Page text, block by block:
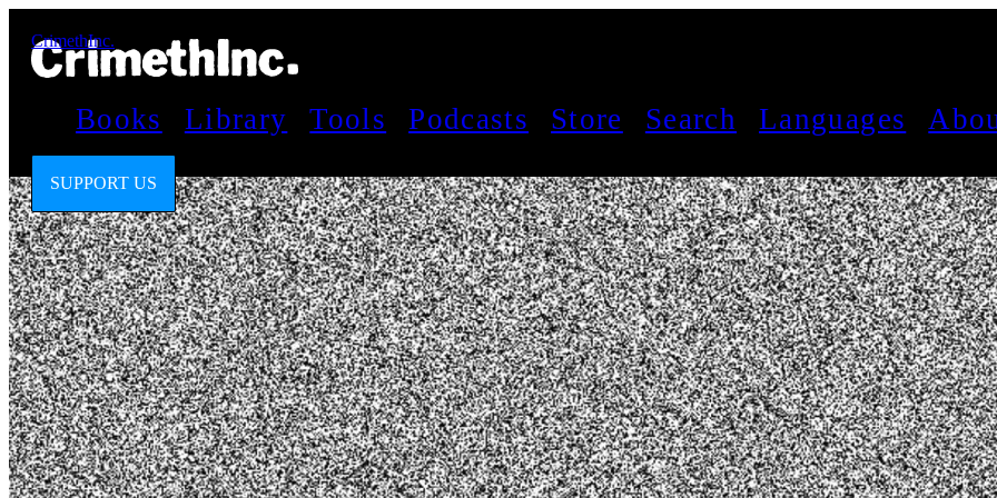
CrimethInc.
Books Library Tools Podcasts Store Search Languages
SUPPORT US